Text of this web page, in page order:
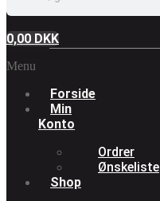
0,00 DKK
Menu
Forside
Min
Konto
Ordrer
Ønskeliste
Shop